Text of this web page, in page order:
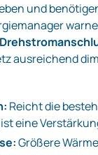
und
ausreichend
Reicht die
eine
Größere